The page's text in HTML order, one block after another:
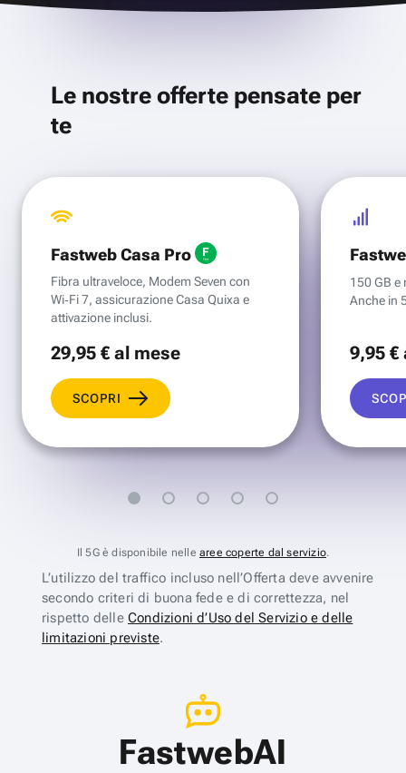
Le nostre offerte pensate per
te
Fastweb Casa Pro
Fibra ultraveloce, Modem Seven con
Wi‑Fi 7, assicurazione Casa Quixa e
attivazione inclusi.
29,95 €al mese
SCOPRI
150 GB e
Anche in
9,95 €
Il 5G è disponibile nelle aree coperte dal servizio.
L’utilizzo del traffico incluso nell’Offerta deve avvenire
secondo criteri di buona fede e di correttezza, nel
rispetto delle Condizioni d’Uso del Servizio e delle
limitazioni previste.
FastwebAI